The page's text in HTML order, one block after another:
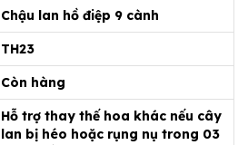
Chậu lan hồ điệp 9 cành
TH23
Còn hàng
Hỗ trợ thay thế hoa khác nếu cây
lan bị héo hoặc rụng nụ trong 03